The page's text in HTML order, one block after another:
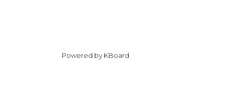
Powered by KBoard